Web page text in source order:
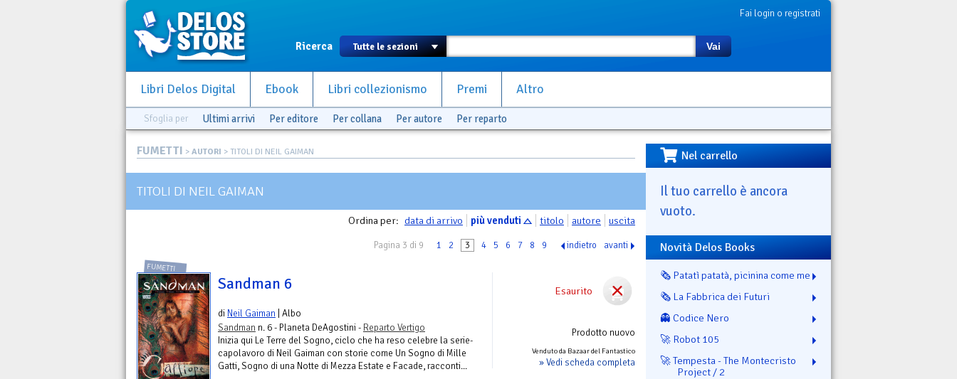
Fai login o registrati
Ricerca Vai
Libri Delos Digital Ebook Libri collezionismo Premi Altro
Sfoglia per Ultimi arrivi Per editore Per collana Per autore Per reparto
FUMETTI > AUTORI > TITOLI DI NEIL GAIMAN
TITOLI DI NEIL GAIMAN
Ordina per: data di arrivo più venduti titolo autore uscita
Pagina 3 di 9 1 2 3 4 5 6 7 8 9 indietro avanti
Esaurito
Prodotto nuovo
Venduto da Bazaar del Fantastico
» Vedi scheda completa
FUMETTI
Sandman 6
di Neil Gaiman | Albo
Sandman n. 6 - Planeta DeAgostini - Reparto Vertigo
Inizia qui Le Terre del Sogno, ciclo che ha reso celebre la serie-
capolavoro di Neil Gaiman con storie come Un Sogno di Mille
Gatti, Sogno di una Notte di Mezza Estate e Facade, racconti...
Nel carrello
Il tuo carrello è ancora
vuoto.
Novità Delos Books
🗞️ Patatì patatà, picinina come me
🗞️ La Fabbrica dei Futuri
👻 Codice Nero
🚀 Robot 105
🚀 Tempesta - The Montecristo
Project / 2